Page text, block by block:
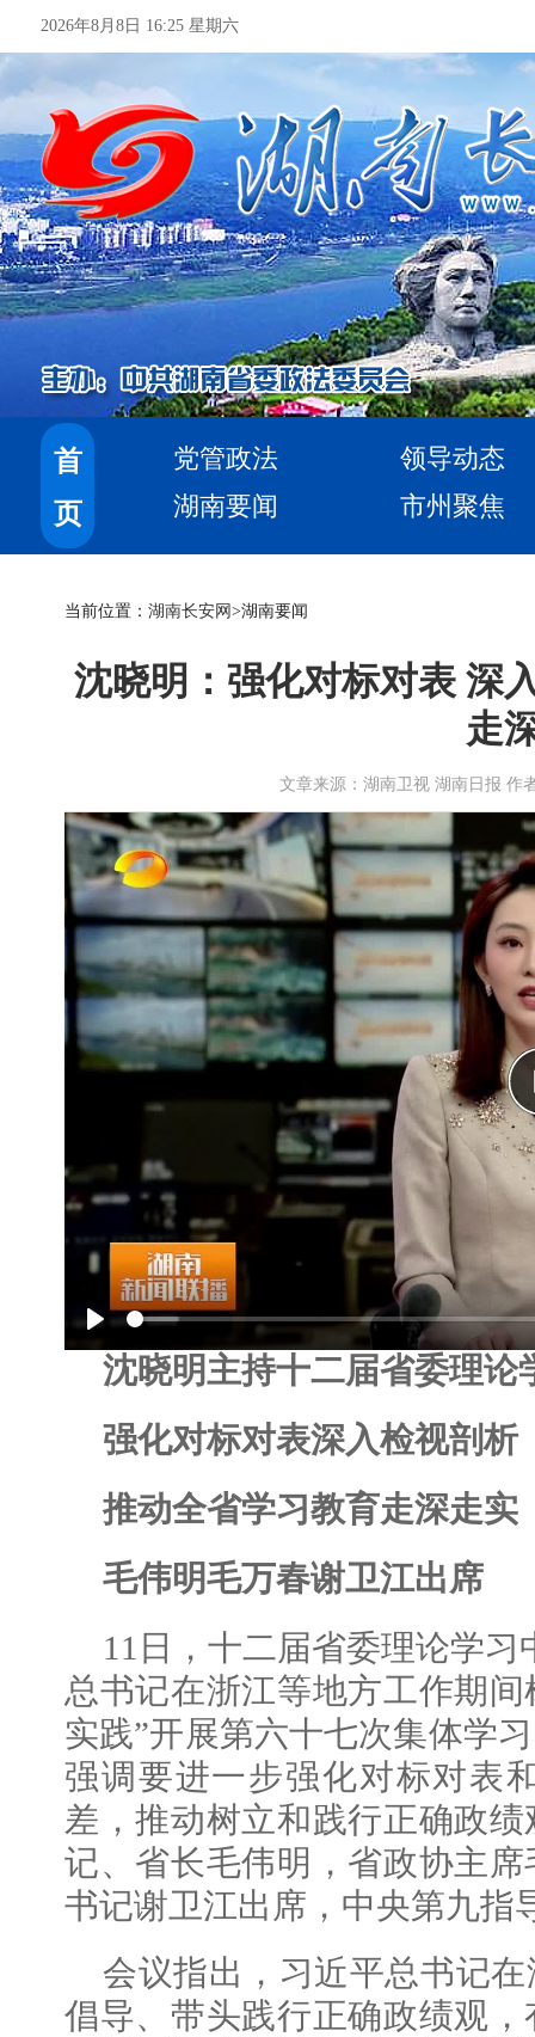
2026年8月8日 16:25 星期六
首
页
党管政法
领导动态
湖南要闻
市州聚焦
当前位置： 湖南长安网 >湖南要闻
沈晓明：强化对标对表 深
走
文章来源：湖南卫视 湖南日报 作
Play
沈晓明主持十二届省委理论
强化对标对表深入检视剖析
推动全省学习教育走深走实
毛伟明毛万春谢卫江出席
11日，十二届省委理论学
总书记在浙江等地方工作期
实践”开展第六十七次集体学
强调要进一步强化对标对表
差，推动树立和践行正确政
记、省长毛伟明，省政协主
书记谢卫江出席，中央第九指
会议指出，习近平总书记
倡导、带头践行正确政绩观